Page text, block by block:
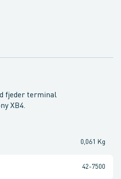
fjeder terminal
XB4.
0,061 Kg
42-7500